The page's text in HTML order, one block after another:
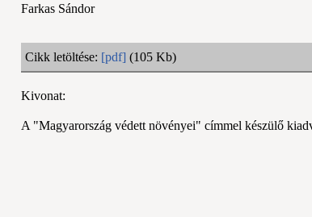
Farkas Sándor
Cikk letöltése: [pdf] (105 Kb)
Kivonat:
A "Magyarország védett növényei" címmel készülő